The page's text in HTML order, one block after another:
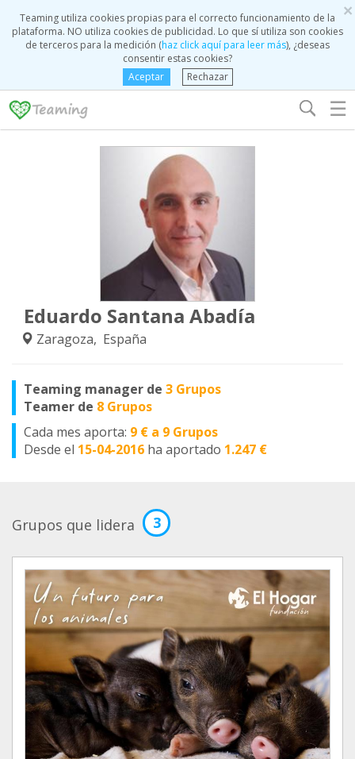
×
Teaming utiliza cookies propias para el correcto funcionamiento de la
plataforma. NO utiliza cookies de publicidad. Lo que sí utiliza son cookies
de terceros para la medición (haz click aquí para leer más), ¿deseas
consentir estas cookies?
Aceptar
Rechazar
☰
Eduardo Santana Abadía
Zaragoza, España
Teaming manager de 3 Grupos
Teamer de 8 Grupos
Cada mes aporta: 9 € a 9 Grupos
Desde el 15-04-2016 ha aportado 1.247 €
Grupos que lidera 3